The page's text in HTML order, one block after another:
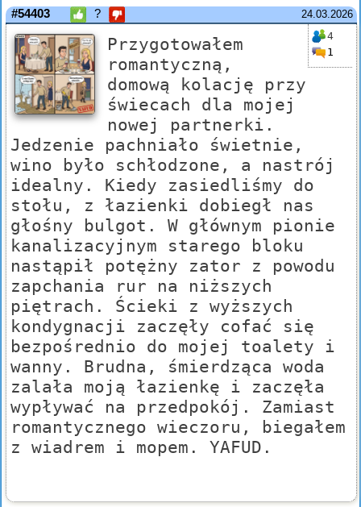
24.03.2026
#54403 ?
4
1
Przygotowałem
romantyczną,
domową kolację przy
świecach dla mojej
nowej partnerki.
Jedzenie pachniało świetnie,
wino było schłodzone, a nastrój
idealny. Kiedy zasiedliśmy do
stołu, z łazienki dobiegł nas
głośny bulgot. W głównym pionie
kanalizacyjnym starego bloku
nastąpił potężny zator z powodu
zapchania rur na niższych
piętrach. Ścieki z wyższych
kondygnacji zaczęły cofać się
bezpośrednio do mojej toalety i
wanny. Brudna, śmierdząca woda
zalała moją łazienkę i zaczęła
wypływać na przedpokój. Zamiast
romantycznego wieczoru, biegałem
z wiadrem i mopem. YAFUD.